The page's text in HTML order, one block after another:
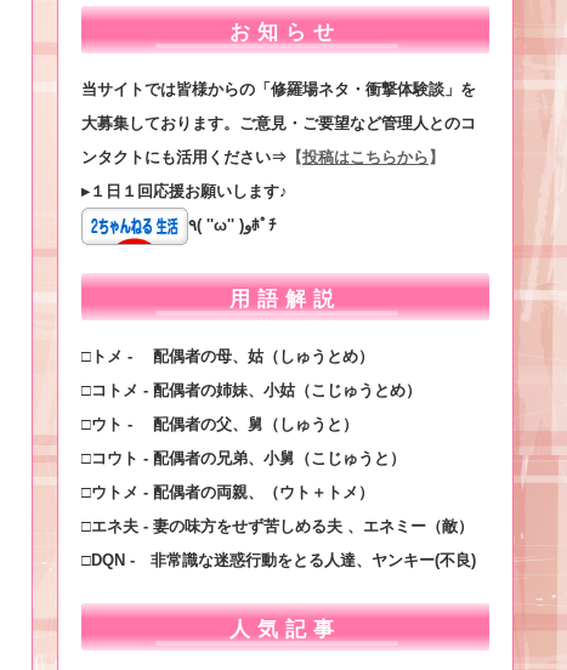
お知らせ
当サイトでは皆様からの「修羅場ネタ・衝撃体験談」を
大募集しております。ご意見・ご要望など管理人とのコ
ンタクトにも活用ください⇒ 【投稿はこちらから 】
▸１日１回応援お願いします♪
٩( ''ω'' )وﾎﾟﾁ
用語解説
□トメ - 配偶者の母、姑（しゅうとめ）
□コトメ - 配偶者の姉妹、小姑（こじゅうとめ）
□ウト - 配偶者の父、舅（しゅうと）
□コウト - 配偶者の兄弟、小舅（こじゅうと）
□ウトメ - 配偶者の両親、（ウト＋トメ）
□エネ夫 - 妻の味方をせず苦しめる夫 、エネミー（敵）
□DQN - 非常識な迷惑行動をとる人達、ヤンキー(不良)
人気記事